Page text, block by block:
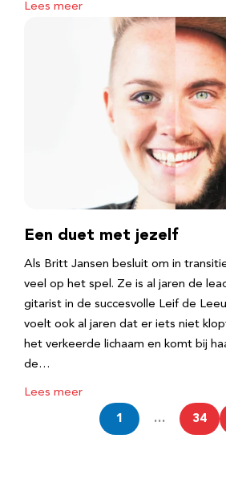
Lees meer
Een duet met jezelf
Als Britt Jansen besluit om in
veel op het spel. Ze is al jaren de
gitarist in de succesvolle Leif de
voelt ook al jaren dat er iets niet
het verkeerde lichaam en komt bij
de…
Lees meer
1 … 34